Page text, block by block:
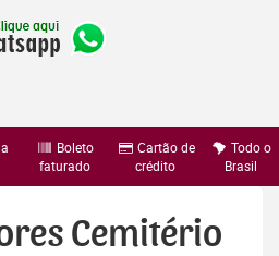
Boleto
faturado
Cartão de
crédito
Todo o
Brasil
Cemitério